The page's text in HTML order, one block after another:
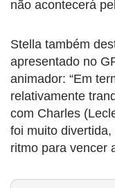
não acontecerá
Stella também
apresentado no
animador: “Em
relativamente
com Charles
foi muito
ritmo para vencer